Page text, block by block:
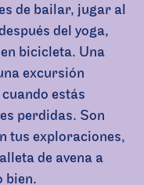
de bailar, jugar al
del yoga,
bicicleta. Una
excursión
estás
perdidas. Son
tus exploraciones,
de avena a
bien.